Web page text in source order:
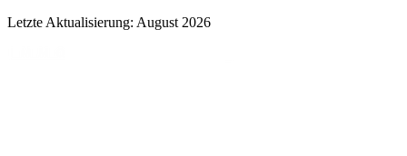
Letzte Aktualisierung: August 2026